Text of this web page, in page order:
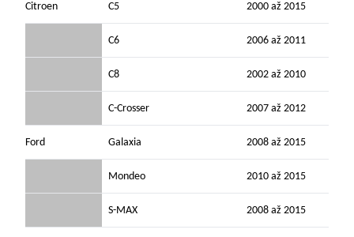
Citroen C5 2000 až 2015
C6 2006 až 2011
C8 2002 až 2010
C-Crosser 2007 až 2012
Ford Galaxia 2008 až 2015
Mondeo 2010 až 2015
S-MAX 2008 až 2015